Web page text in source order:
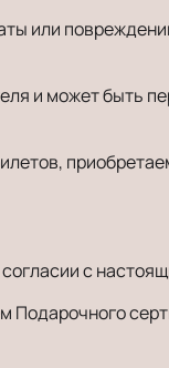
или
и может быть
с
Подарочного